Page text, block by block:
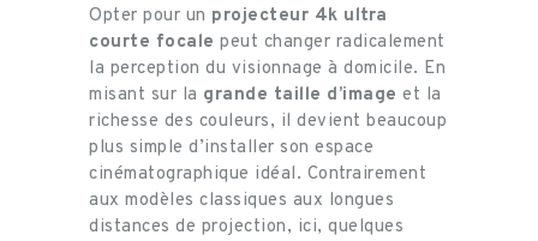
Opter pour un projecteur 4k ultra
courte focale peut changer radicalement
la perception du visionnage à domicile. En
misant sur la grande taille d’image et la
richesse des couleurs, il devient beaucoup
plus simple d’installer son espace
cinématographique idéal. Contrairement
aux modèles classiques aux longues
distances de projection, ici, quelques